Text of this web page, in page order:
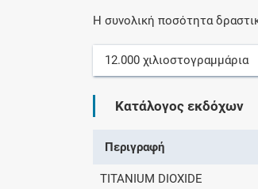
Η συνολική ποσότητα
12.000 χιλιοστογραμμάρια
Κατάλογος εκδόχων
Περιγραφή
TITANIUM DIOXIDE